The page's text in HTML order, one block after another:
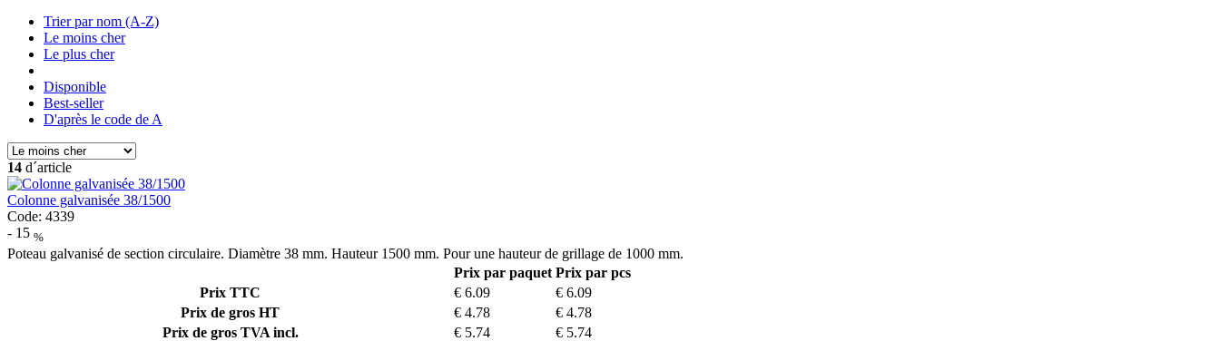
Trier par nom (A-Z)
Le moins cher
Le plus cher
Disponible
Best-seller
D'après le code de A
14 d´article
Colonne galvanisée 38/1500
Code: 4339
- 15 %
Poteau galvanisé de section circulaire. Diamètre 38 mm. Hauteur 1500 mm. Pour une hauteur de grillage de 1000 mm.
Prix ​​par paquet Prix par pcs
Prix TTC
€ 6.09
€ 6.09
Prix de gros HT
€ 4.78
€ 4.78
Prix de gros TVA incl.
€ 5.74 € 5.74